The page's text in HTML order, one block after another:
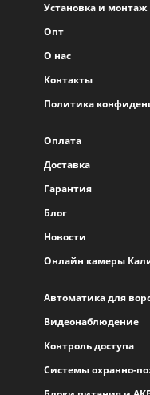
Установка и монтаж
Опт
О нас
Контакты
Политика
Оплата
Доставка
Гарантия
Блог
Новости
Онлайн камеры
Автоматика для
Видеонаблюдение
Контроль доступа
Системы охранно-